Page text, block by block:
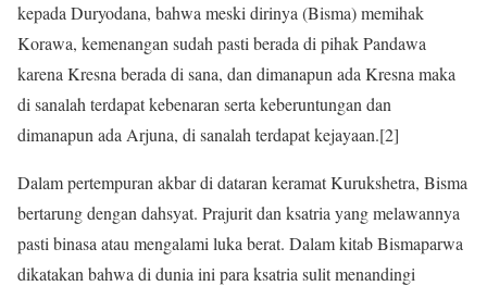
kepada Duryodana, bahwa meski dirinya (Bisma) memihak
Korawa, kemenangan sudah pasti berada di pihak Pandawa
karena Kresna berada di sana, dan dimanapun ada Kresna maka
di sanalah terdapat kebenaran serta keberuntungan dan
dimanapun ada Arjuna, di sanalah terdapat kejayaan.[2]
Dalam pertempuran akbar di dataran keramat Kurukshetra, Bisma
bertarung dengan dahsyat. Prajurit dan ksatria yang melawannya
pasti binasa atau mengalami luka berat. Dalam kitab Bismaparwa
dikatakan bahwa di dunia ini para ksatria sulit menandingi